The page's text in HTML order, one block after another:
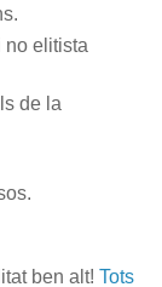
no elitista
de la
ben alt! Tots